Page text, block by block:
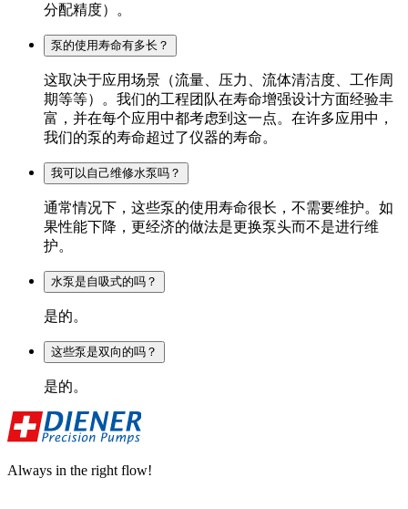
分配精度）。
泵的使用寿命有多长？
这取决于应用场景（流量、压力、流体清洁度、工作周
期等等）。我们的工程团队在寿命增强设计方面经验丰
富，并在每个应用中都考虑到这一点。在许多应用中，
我们的泵的寿命超过了仪器的寿命。
我可以自己维修水泵吗？
通常情况下，这些泵的使用寿命很长，不需要维护。如
果性能下降，更经济的做法是更换泵头而不是进行维
护。
水泵是自吸式的吗？
是的。
这些泵是双向的吗？
是的。
Always in the right flow!